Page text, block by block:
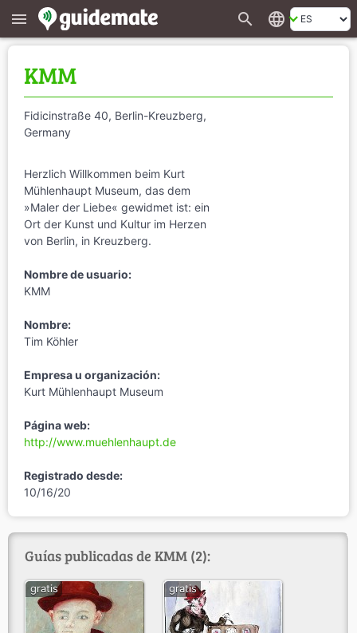
menu search language
KMM
Fidicinstraße 40, Berlin-Kreuzberg,
Germany
Herzlich Willkommen beim Kurt
Mühlenhaupt Museum, das dem
»Maler der Liebe« gewidmet ist: ein
Ort der Kunst und Kultur im Herzen
von Berlin, in Kreuzberg.
Nombre de usuario:
KMM
Nombre:
Tim Köhler
Empresa u organización:
Kurt Mühlenhaupt Museum
Página web:
http://www.muehlenhaupt.de
Registrado desde:
10/16/20
Guías publicadas de KMM (2):
gratis gratis